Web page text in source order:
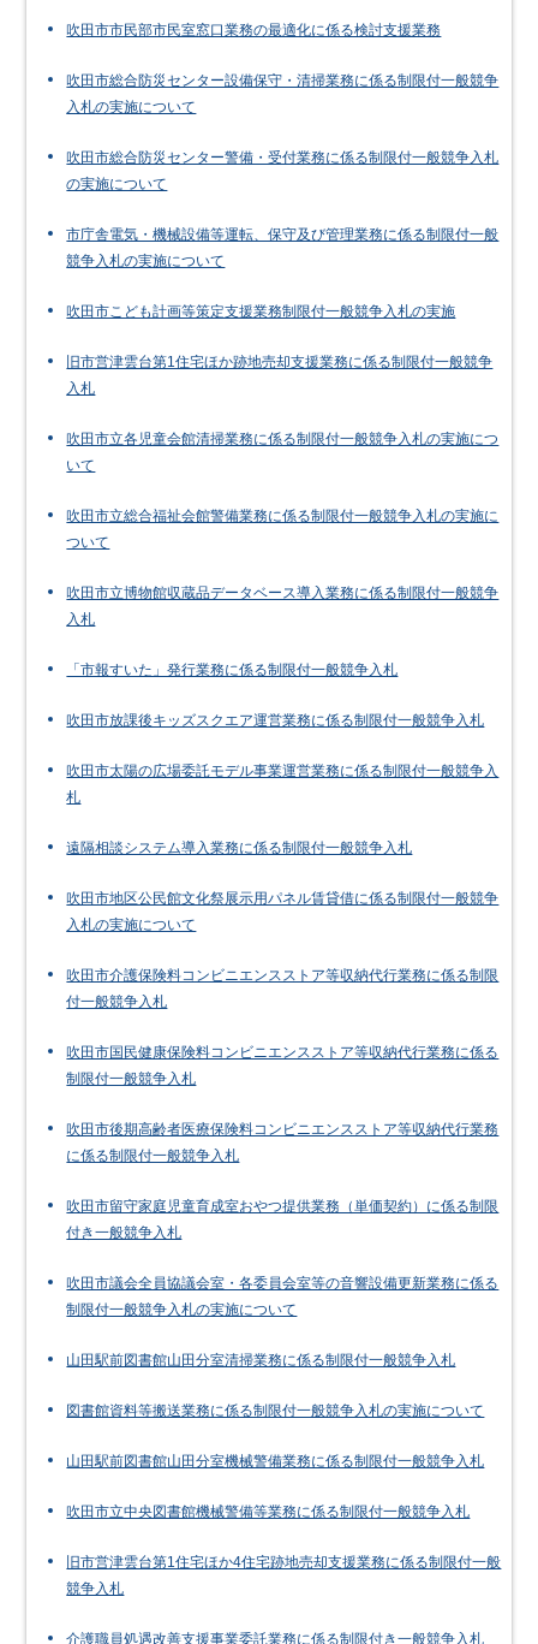
吹田市市民部市民室窓口業務の最適化に係る検討支援業務
吹田市総合防災センター設備保守・清掃業務に係る制限付一般競争
入札の実施について
吹田市総合防災センター警備・受付業務に係る制限付一般競争入札
の実施について
市庁舎電気・機械設備等運転、保守及び管理業務に係る制限付一般
競争入札の実施について
吹田市こども計画等策定支援業務制限付一般競争入札の実施
旧市営津雲台第1住宅ほか跡地売却支援業務に係る制限付一般競争
入札
吹田市立各児童会館清掃業務に係る制限付一般競争入札の実施につ
いて
吹田市立総合福祉会館警備業務に係る制限付一般競争入札の実施に
ついて
吹田市立博物館収蔵品データベース導入業務に係る制限付一般競争
入札
「市報すいた」発行業務に係る制限付一般競争入札
吹田市放課後キッズスクエア運営業務に係る制限付一般競争入札
吹田市太陽の広場委託モデル事業運営業務に係る制限付一般競争入
札
遠隔相談システム導入業務に係る制限付一般競争入札
吹田市地区公民館文化祭展示用パネル賃貸借に係る制限付一般競争
入札の実施について
吹田市介護保険料コンビニエンスストア等収納代行業務に係る制限
付一般競争入札
吹田市国民健康保険料コンビニエンスストア等収納代行業務に係る
制限付一般競争入札
吹田市後期高齢者医療保険料コンビニエンスストア等収納代行業務
に係る制限付一般競争入札
吹田市留守家庭児童育成室おやつ提供業務（単価契約）に係る制限
付き一般競争入札
吹田市議会全員協議会室・各委員会室等の音響設備更新業務に係る
制限付一般競争入札の実施について
山田駅前図書館山田分室清掃業務に係る制限付一般競争入札
図書館資料等搬送業務に係る制限付一般競争入札の実施について
山田駅前図書館山田分室機械警備業務に係る制限付一般競争入札
吹田市立中央図書館機械警備等業務に係る制限付一般競争入札
旧市営津雲台第1住宅ほか4住宅跡地売却支援業務に係る制限付一般
競争入札
介護職員処遇改善支援事業委託業務に係る制限付き一般競争入札